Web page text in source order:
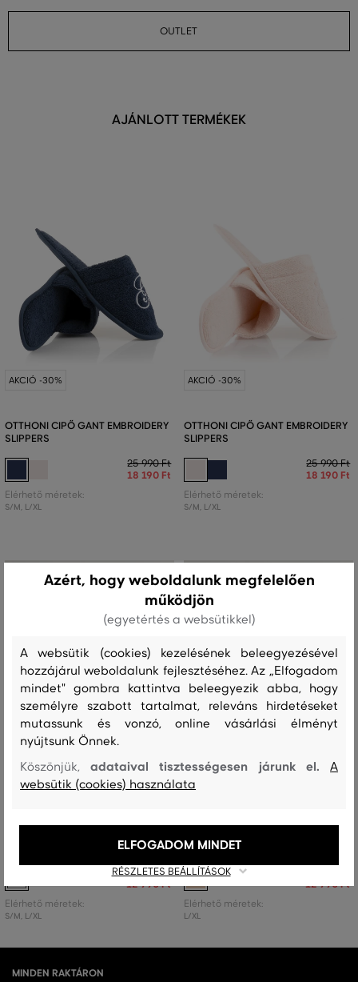
OUTLET
AJÁNLOTT TERMÉKEK
AKCIÓ -30%
OTTHONI CIPŐ GANT EMBROIDERY
SLIPPERS
25 990 Ft
18 190 Ft
Elérhető méretek:
S/M, L/XL
AKCIÓ -30%
OTTHONI CIPŐ GANT EMBROIDERY
SLIPPERS
25 990 Ft
18 190 Ft
Elérhető méretek:
S/M, L/XL
AKCIÓ -50%
25 990 Ft
12 990 Ft
Elérhető méretek:
S/M, L/XL
AKCIÓ -50%
SLIPPERS S/M
12 990 Ft
Elérhető méretek:
L/XL
MINDEN RAKTÁRON
Azért, hogy weboldalunk megfelelően
működjön
(egyetértés a websütikkel)
A websütik (cookies) kezelésének beleegyezésével
hozzájárul weboldalunk fejlesztéséhez. Az „Elfogadom
mindet" gombra kattintva beleegyezik abba, hogy
személyre szabott tartalmat, releváns hirdetéseket
mutassunk és vonzó, online vásárlási élményt
nyújtsunk Önnek.
Köszönjük,adataival tisztességesen járunk el.A
websütik (cookies) használata
RÉSZLETES BEÁLLÍTÁSOK
ELFOGADOM MINDET